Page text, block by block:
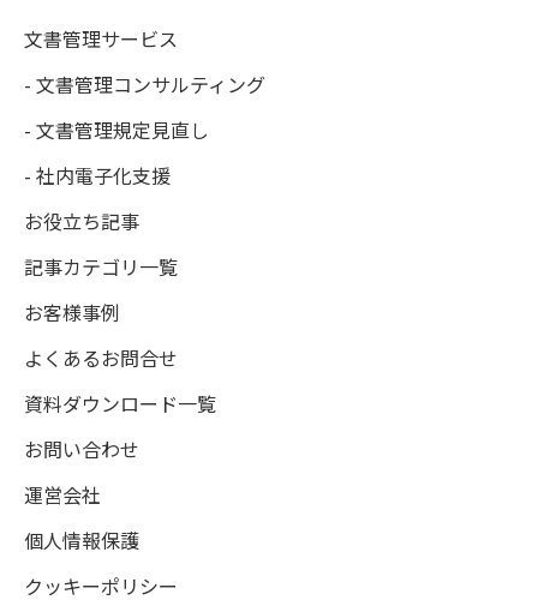
文書管理サービス
- 文書管理コンサルティング
- 文書管理規定見直し
- 社内電子化支援
お役立ち記事
記事カテゴリ一覧
お客様事例
よくあるお問合せ
資料ダウンロード一覧
お問い合わせ
運営会社
個人情報保護
クッキーポリシー